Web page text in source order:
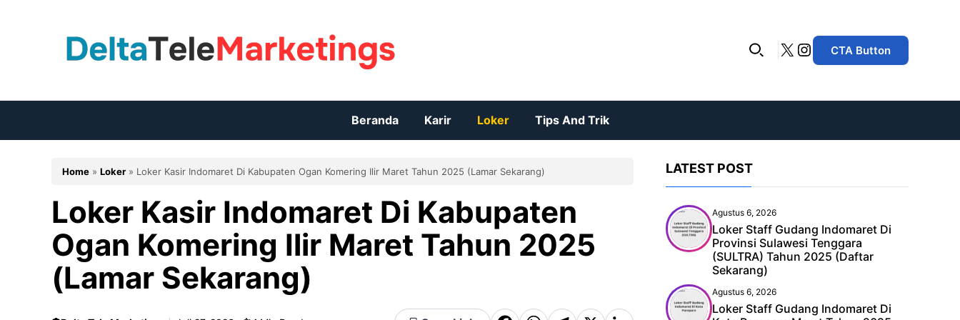
X Instagram
CTA Button
Beranda Karir Loker Tips And Trik
Home » Loker » Loker Kasir Indomaret Di Kabupaten Ogan Komering Ilir Maret Tahun 2025 (Lamar Sekarang)
Loker Kasir Indomaret Di Kabupaten
Ogan Komering Ilir Maret Tahun 2025
(Lamar Sekarang)
LATEST POST
Agustus 6, 2026
Loker Staff Gudang Indomaret Di
Provinsi Sulawesi Tenggara
(SULTRA) Tahun 2025 (Daftar
Sekarang)
Agustus 6, 2026
Loker Staff Gudang Indomaret Di